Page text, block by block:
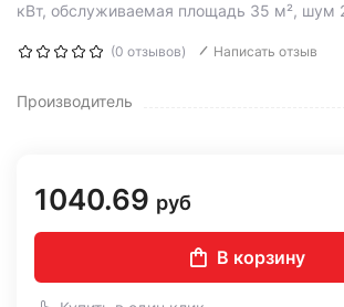
кВт, обслуживаемая площадь 35 м², шум
(0 отзывов) Написать отзыв
Производитель
1040.69 руб
В корзину